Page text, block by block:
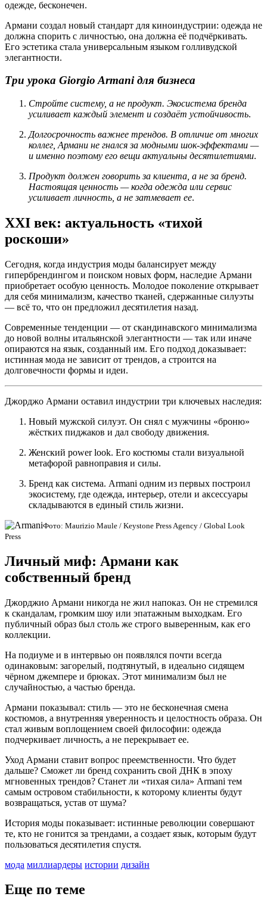
одежде, бесконечен.
Армани создал новый стандарт для киноиндустрии: одежда не
должна спорить с личностью, она должна её подчёркивать.
Его эстетика стала универсальным языком голливудской
элегантности.
Три урока Giorgio Armani для бизнеса
Стройте систему, а не продукт. Экосистема бренда
усиливает каждый элемент и создаёт устойчивость.
Долгосрочность важнее трендов. В отличие от многих
коллег, Армани не гнался за модными шок-эффектами —
и именно поэтому его вещи актуальны десятилетиями.
Продукт должен говорить за клиента, а не за бренд.
Настоящая ценность — когда одежда или сервис
усиливает личность, а не затмевает ее.
XXI век: актуальность «тихой
роскоши»
Сегодня, когда индустрия моды балансирует между
гипербрендингом и поиском новых форм, наследие Армани
приобретает особую ценность. Молодое поколение открывает
для себя минимализм, качество тканей, сдержанные силуэты
— всё то, что он предложил десятилетия назад.
Современные тенденции — от скандинавского минимализма
до новой волны итальянской элегантности — так или иначе
опираются на язык, созданный им. Его подход доказывает:
истинная мода не зависит от трендов, а строится на
долговечности формы и идеи.
Джорджо Армани оставил индустрии три ключевых наследия:
Новый мужской силуэт. Он снял с мужчины «броню»
жёстких пиджаков и дал свободу движения.
Женский power look. Его костюмы стали визуальной
метафорой равноправия и силы.
Бренд как система. Armani одним из первых построил
экосистему, где одежда, интерьер, отели и аксессуары
складываются в единый стиль жизни.
Фото: Maurizio Maule / Keystone Press Agency / Global Look
Press
Личный миф: Армани как
собственный бренд
Джорджио Армани никогда не жил напоказ. Он не стремился
к скандалам, громким шоу или эпатажным выходкам. Его
публичный образ был столь же строго выверенным, как его
коллекции.
На подиуме и в интервью он появлялся почти всегда
одинаковым: загорелый, подтянутый, в идеально сидящем
чёрном джемпере и брюках. Этот минимализм был не
случайностью, а частью бренда.
Армани показывал: стиль — это не бесконечная смена
костюмов, а внутренняя уверенность и целостность образа. Он
стал живым воплощением своей философии: одежда
подчеркивает личность, а не перекрывает ее.
Уход Армани ставит вопрос преемственности. Что будет
дальше? Сможет ли бренд сохранить свой ДНК в эпоху
мгновенных трендов? Станет ли «тихая сила» Armani тем
самым островом стабильности, к которому клиенты будут
возвращаться, устав от шума?
История моды показывает: истинные революции совершают
те, кто не гонится за трендами, а создает язык, которым будут
пользоваться десятилетия спустя.
мода миллиардеры истории дизайн
Еще по теме